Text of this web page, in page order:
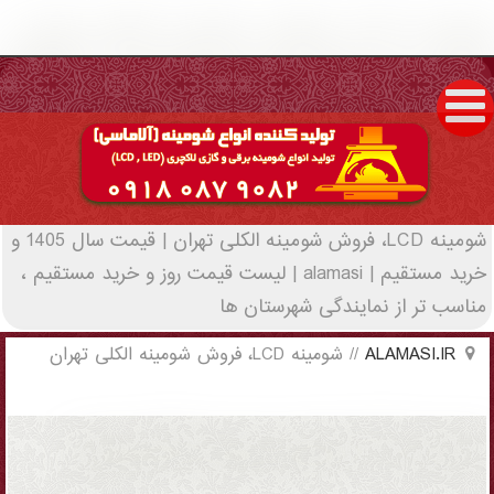
قیمت سال 1405 و خرید مستقیم | alamasi -
(5116)(New - 2022)
شومینه LCD، فروش شومینه الکلی تهران | قیمت سال 1405 و
خرید مستقیم | alamasi | لیست قیمت روز و خرید مستقیم ،
مناسب تر از نمایندگی شهرستان ها
ALAMASI.IR
// شومینه LCD، فروش شومینه الکلی تهران